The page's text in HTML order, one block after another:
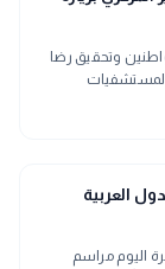
وتحقيق رضا
المستشفيات
العربية
اليوم مراسم